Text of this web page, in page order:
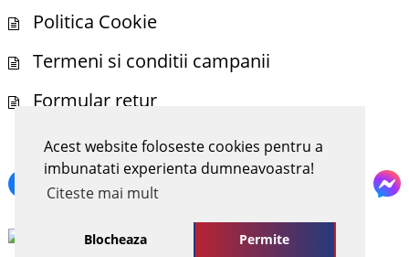
Acest website foloseste cookies pentru a
imbunatati experienta dumneavoastra!
Citeste mai mult
Blocheaza Permite
Politica Cookie
Termeni si conditii campanii
Formular retur
NE POTI GASI SI PE